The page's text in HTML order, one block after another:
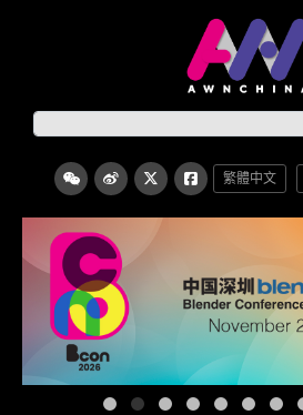
繁體中文